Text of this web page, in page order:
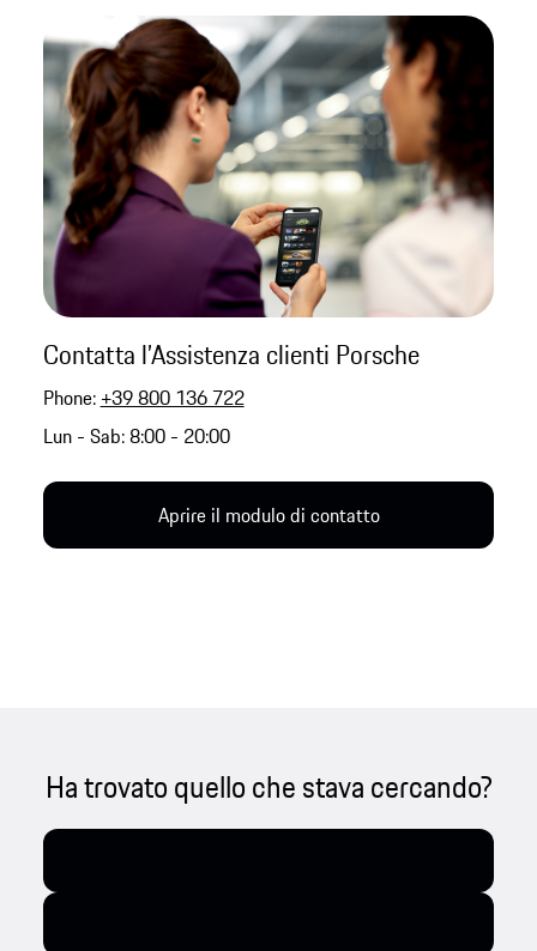
Contatta l’Assistenza clienti Porsche
Phone: +39 800 136 722
Lun - Sab: 8:00 - 20:00
Aprire il modulo di contatto
Ha trovato quello che stava cercando?